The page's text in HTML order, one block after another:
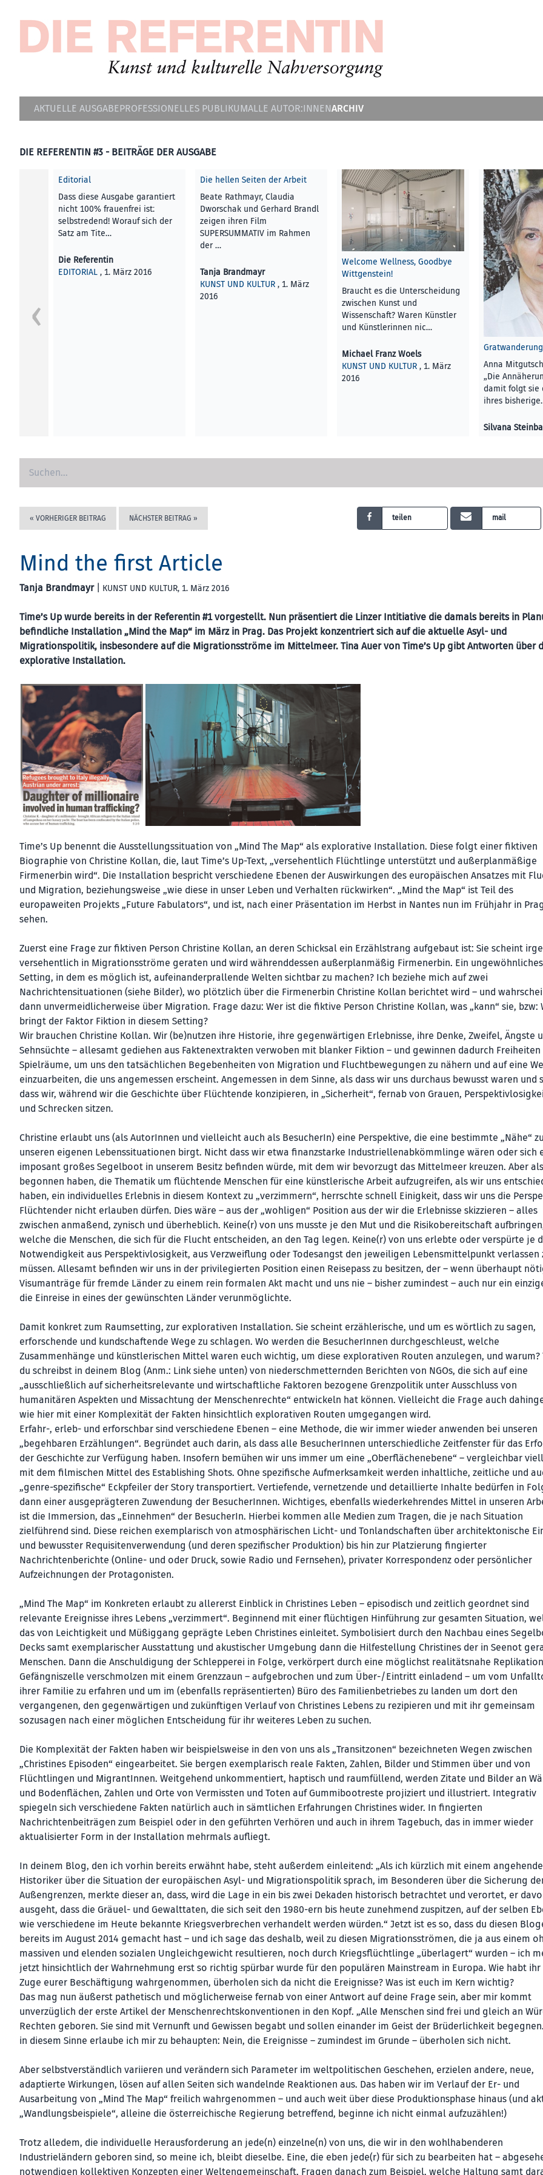
AKTUELLE AUSGABEPROFESSIONELLES PUBLIKUMALLE AUTOR:INNENARCHIV
DIE REFERENTIN #3 - BEITRÄGE DER AUSGABE
Editorial
Dass diese Ausgabe garantiert
nicht 100% frauenfrei ist:
selbstredend! Worauf sich der
Satz am Tite…
Die Referentin
EDITORIAL , 1. März 2016
Die hellen Seiten der Arbeit
Beate Rathmayr, Claudia
Dworschak und Gerhard Brandl
zeigen ihren Film
SUPERSUMMATIV im Rahmen
der …
Tanja Brandmayr
KUNST UND KULTUR , 1. März
2016
Welcome Wellness, Goodbye
Wittgenstein!
Braucht es die Unterscheidung
zwischen Kunst und
Wissenschaft? Waren Künstler
und Künstlerinnen nic…
Michael Franz Woels
KUNST UND KULTUR , 1. März
2016
Anna
„Die
damit folgt sie
ihres
Silvana
« VORHERIGER BEITRAG NÄCHSTER BEITRAG » teilen mail
Mind the first Article
Tanja Brandmayr| KUNST UND KULTUR, 1. März 2016
Time’s Up wurde bereits in der Referentin #1 vorgestellt. Nun präsentiert die Linzer Intitiative die damals bereits in
befindliche Installation „Mind the Map“ im März in Prag. Das Projekt konzentriert sich auf die aktuelle Asyl- und
Migrationspolitik, insbesondere auf die Migrationsströme im Mittelmeer. Tina Auer von Time’s Up gibt Antworten über
explorative Installation.
Time’s Up benennt die Ausstellungssituation von „Mind The Map“ als explorative Installation. Diese folgt einer fiktiven
Biographie von Christine Kollan, die, laut Time’s Up-Text, „versehentlich Flüchtlinge unterstützt und außerplanmäßige
Firmenerbin wird“. Die Installation bespricht verschiedene Ebenen der Auswirkungen des europäischen Ansatzes mit
und Migration, beziehungsweise „wie diese in unser Leben und Verhalten rückwirken“. „Mind the Map“ ist Teil des
europaweiten Projekts „Future Fabulators“, und ist, nach einer Präsentation im Herbst in Nantes nun im Frühjahr in
sehen.
Zuerst eine Frage zur fiktiven Person Christine Kollan, an deren Schicksal ein Erzählstrang aufgebaut ist: Sie scheint
versehentlich in Migrationsströme geraten und wird währenddessen außerplanmäßig Firmenerbin. Ein ungewöhnliches
Setting, in dem es möglich ist, aufeinanderprallende Welten sichtbar zu machen? Ich beziehe mich auf zwei
Nachrichtensituationen (siehe Bilder), wo plötzlich über die Firmenerbin Christine Kollan berichtet wird – und
dann unvermeidlicherweise über Migration. Frage dazu: Wer ist die fiktive Person Christine Kollan, was „kann“ sie, bzw:
bringt der Faktor Fiktion in diesem Setting?
Wir brauchen Christine Kollan. Wir (be)nutzen ihre Historie, ihre gegenwärtigen Erlebnisse, ihre Denke, Zweifel, Ängste
Sehnsüchte – allesamt gediehen aus Faktenextrakten verwoben mit blanker Fiktion – und gewinnen dadurch Freiheiten
Spielräume, um uns den tatsächlichen Begebenheiten von Migration und Fluchtbewegungen zu nähern und auf eine
einzuarbeiten, die uns angemessen erscheint. Angemessen in dem Sinne, als dass wir uns durchaus bewusst waren und
dass wir, während wir die Geschichte über Flüchtende konzipieren, in „Sicherheit“, fernab von Grauen,
und Schrecken sitzen.
Christine erlaubt uns (als AutorInnen und vielleicht auch als BesucherIn) eine Perspektive, die eine bestimmte „Nähe“ zu
unseren eigenen Lebenssituationen birgt. Nicht dass wir etwa finanzstarke Industriellenabkömmlinge wären oder sich
imposant großes Segelboot in unserem Besitz befinden würde, mit dem wir bevorzugt das Mittelmeer kreuzen. Aber
begonnen haben, die Thematik um flüchtende Menschen für eine künstlerische Arbeit aufzugreifen, als wir uns
haben, ein individuelles Erlebnis in diesem Kontext zu „verzimmern“, herrschte schnell Einigkeit, dass wir uns die
Flüchtender nicht erlauben dürfen. Dies wäre – aus der „wohligen“ Position aus der wir die Erlebnisse skizzieren – alles
zwischen anmaßend, zynisch und überheblich. Keine(r) von uns musste je den Mut und die Risikobereitschaft
welche die Menschen, die sich für die Flucht entscheiden, an den Tag legen. Keine(r) von uns erlebte oder verspürte je
Notwendigkeit aus Perspektivlosigkeit, aus Verzweiflung oder Todesangst den jeweiligen Lebensmittelpunkt verlassen
müssen. Allesamt befinden wir uns in der privilegierten Position einen Reisepass zu besitzen, der – wenn überhaupt
Visumanträge für fremde Länder zu einem rein formalen Akt macht und uns nie – bisher zumindest – auch nur ein
die Einreise in eines der gewünschten Länder verunmöglichte.
Damit konkret zum Raumsetting, zur explorativen Installation. Sie scheint erzählerische, und um es wörtlich zu sagen,
erforschende und kundschaftende Wege zu schlagen. Wo werden die BesucherInnen durchgeschleust, welche
Zusammenhänge und künstlerischen Mittel waren euch wichtig, um diese explorativen Routen anzulegen, und warum?
du schreibst in deinem Blog (Anm.: Link siehe unten) von niederschmetternden Berichten von NGOs, die sich auf eine
„ausschließlich auf sicherheitsrelevante und wirtschaftliche Faktoren bezogene Grenzpolitik unter Ausschluss von
humanitären Aspekten und Missachtung der Menschenrechte“ entwickeln hat können. Vielleicht die Frage auch
wie hier mit einer Komplexität der Fakten hinsichtlich explorativen Routen umgegangen wird.
Erfahr-, erleb- und erforschbar sind verschiedene Ebenen – eine Methode, die wir immer wieder anwenden bei unseren
„begehbaren Erzählungen“. Begründet auch darin, als dass alle BesucherInnen unterschiedliche Zeitfenster für das
der Geschichte zur Verfügung haben. Insofern bemühen wir uns immer um eine „Oberflächenebene“ – vergleichbar
mit dem filmischen Mittel des Establishing Shots. Ohne spezifische Aufmerksamkeit werden inhaltliche, zeitliche und
„genre-spezifische“ Eckpfeiler der Story transportiert. Vertiefende, vernetzende und detaillierte Inhalte bedürfen in
dann einer ausgeprägteren Zuwendung der BesucherInnen. Wichtiges, ebenfalls wiederkehrendes Mittel in unseren
ist die Immersion, das „Einnehmen“ der BesucherIn. Hierbei kommen alle Medien zum Tragen, die je nach Situation
zielführend sind. Diese reichen exemplarisch von atmosphärischen Licht- und Tonlandschaften über architektonische
und bewusster Requisitenverwendung (und deren spezifischer Produktion) bis hin zur Platzierung fingierter
Nachrichtenberichte (Online- und oder Druck, sowie Radio und Fernsehen), privater Korrespondenz oder persönlicher
Aufzeichnungen der Protagonisten.
„Mind The Map“ im Konkreten erlaubt zu allererst Einblick in Christines Leben – episodisch und zeitlich geordnet sind
relevante Ereignisse ihres Lebens „verzimmert“. Beginnend mit einer flüchtigen Hinführung zur gesamten Situation,
das von Leichtigkeit und Müßiggang geprägte Leben Christines einleitet. Symbolisiert durch den Nachbau eines
Decks samt exemplarischer Ausstattung und akustischer Umgebung dann die Hilfestellung Christines der in Seenot
Menschen. Dann die Anschuldigung der Schlepperei in Folge, verkörpert durch eine möglichst realitätsnahe
Gefängniszelle verschmolzen mit einem Grenzzaun – aufgebrochen und zum Über-/Eintritt einladend – um vom
ihrer Familie zu erfahren und um im (ebenfalls repräsentierten) Büro des Familienbetriebes zu landen um dort den
vergangenen, den gegenwärtigen und zukünftigen Verlauf von Christines Lebens zu rezipieren und mit ihr gemeinsam
sozusagen nach einer möglichen Entscheidung für ihr weiteres Leben zu suchen.
Die Komplexität der Fakten haben wir beispielsweise in den von uns als „Transitzonen“ bezeichneten Wegen zwischen
„Christines Episoden“ eingearbeitet. Sie bergen exemplarisch reale Fakten, Zahlen, Bilder und Stimmen über und von
Flüchtlingen und MigrantInnen. Weitgehend unkommentiert, haptisch und raumfüllend, werden Zitate und Bilder an
und Bodenflächen, Zahlen und Orte von Vermissten und Toten auf Gummibootreste projiziert und illustriert. Integrativ
spiegeln sich verschiedene Fakten natürlich auch in sämtlichen Erfahrungen Christines wider. In fingierten
Nachrichtenbeiträgen zum Beispiel oder in den geführten Verhören und auch in ihrem Tagebuch, das in immer wieder
aktualisierter Form in der Installation mehrmals aufliegt.
In deinem Blog, den ich vorhin bereits erwähnt habe, steht außerdem einleitend: „Als ich kürzlich mit einem
Historiker über die Situation der europäischen Asyl- und Migrationspolitik sprach, im Besonderen über die Sicherung
Außengrenzen, merkte dieser an, dass, wird die Lage in ein bis zwei Dekaden historisch betrachtet und verortet, er
ausgeht, dass die Gräuel- und Gewalttaten, die sich seit den 1980-ern bis heute zunehmend zuspitzen, auf der selben
wie verschiedene im Heute bekannte Kriegsverbrechen verhandelt werden würden.“ Jetzt ist es so, dass du diesen
bereits im August 2014 gemacht hast – und ich sage das deshalb, weil zu diesen Migrationsströmen, die ja aus einem
massiven und elenden sozialen Ungleichgewicht resultieren, noch durch Kriegsflüchtlinge „überlagert“ wurden – ich
jetzt hinsichtlich der Wahrnehmung erst so richtig spürbar wurde für den populären Mainstream in Europa. Wie habt ihr
Zuge eurer Beschäftigung wahrgenommen, überholen sich da nicht die Ereignisse? Was ist euch im Kern wichtig?
Das mag nun äußerst pathetisch und möglicherweise fernab von einer Antwort auf deine Frage sein, aber mir kommt
unverzüglich der erste Artikel der Menschenrechtskonventionen in den Kopf. „Alle Menschen sind frei und gleich an
Rechten geboren. Sie sind mit Vernunft und Gewissen begabt und sollen einander im Geist der Brüderlichkeit
in diesem Sinne erlaube ich mir zu behaupten: Nein, die Ereignisse – zumindest im Grunde – überholen sich nicht.
Aber selbstverständlich variieren und verändern sich Parameter im weltpolitischen Geschehen, erzielen andere, neue,
adaptierte Wirkungen, lösen auf allen Seiten sich wandelnde Reaktionen aus. Das haben wir im Verlauf der Er- und
Ausarbeitung von „Mind The Map“ freilich wahrgenommen – und auch weit über diese Produktionsphase hinaus (und
„Wandlungsbeispiele“, alleine die österreichische Regierung betreffend, beginne ich nicht einmal aufzuzählen!)
Trotz alledem, die individuelle Herausforderung an jede(n) einzelne(n) von uns, die wir in den wohlhabenderen
Industrieländern geboren sind, so meine ich, bleibt dieselbe. Eine, die eben jede(r) für sich zu bearbeiten hat –
notwendigen kollektiven Konzepten einer Weltengemeinschaft. Fragen danach zum Beispiel, welche Haltung samt